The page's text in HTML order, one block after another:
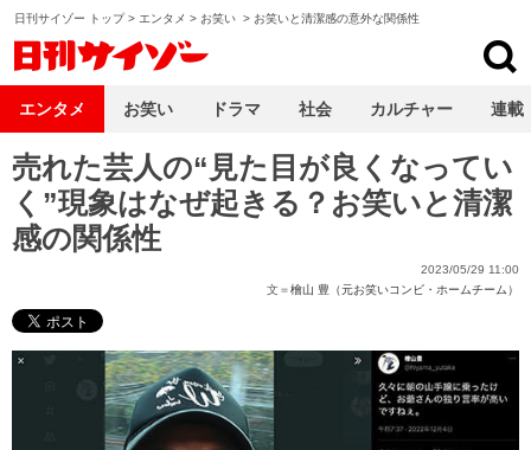
日刊サイゾー トップ> エンタメ > お笑い > お笑いと清潔感の意外な関係性
売れた芸人の“見た目が良くなってい
く”現象はなぜ起きる？お笑いと清潔
感の関係性
2023/05/29 11:00
文＝檜山 豊（元お笑いコンビ・ホームチーム）
エンタメ お笑い ドラマ 社会 カルチャー 連載